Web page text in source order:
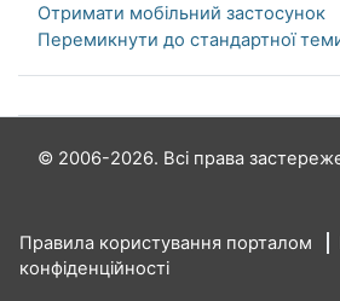
Отримати мобільний застосунок
Перемикнути до стандартної
© 2006-2026. Всі права
Правила користування порталом
конфіденційності